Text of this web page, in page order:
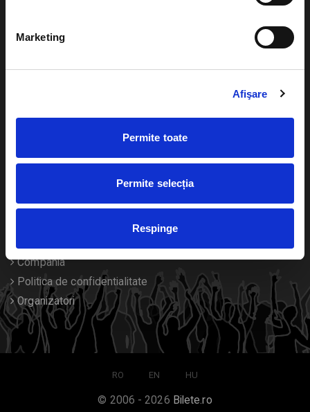
Marketing
Afişare
Permite toate
Permite selecția
Respinge
Diverse
Despre noi
Contact
Compania
Politica de confidentialitate
Organizatori
RO EN HU
© 2006 - 2026 Bilete.ro